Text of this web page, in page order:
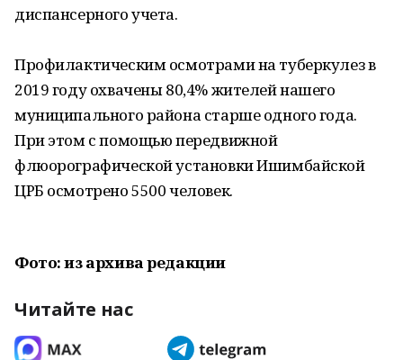
диспансерного учета.
Профилактическим осмотрами на туберкулез в
2019 году охвачены 80,4% жителей нашего
муниципального района старше одного года.
При этом с помощью передвижной
флюорографической установки Ишимбайской
ЦРБ осмотрено 5500 человек.
Фото: из архива редакции
Читайте нас